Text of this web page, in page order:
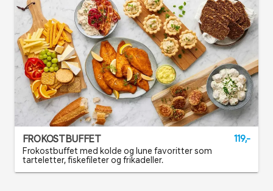
FROKOSTBUFFET 119,-
Frokostbuffet med kolde og lune favoritter som
tarteletter, fiskefileter og frikadeller.